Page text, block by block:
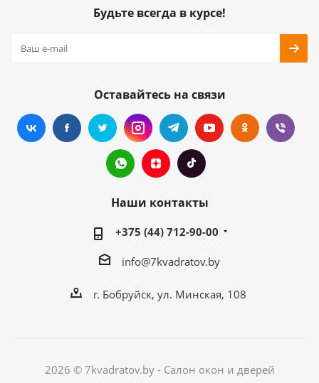
Будьте всегда в курсе!
Оставайтесь на связи
Наши контакты
+375 (44) 712-90-00
info@7kvadratov.by
г. Бобруйск, ул. Минская, 108
2026 © 7kvadratov.by - Салон окон и дверей